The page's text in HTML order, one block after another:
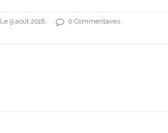
Le 9 août 2018
0 Commentaires